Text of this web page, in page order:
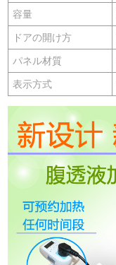
容量
ドアの開け方
パネル材質
表示方式